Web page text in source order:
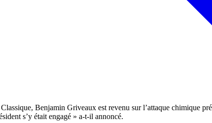
Benjamin Griveaux est revenu sur l’attaque chimique
s’y était engagé » a-t-il annoncé.